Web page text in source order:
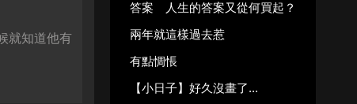
就知道他有
答案 人生的答案又從何買起？
兩年就這樣過去惹
有點惆悵
【小日子】好久沒畫了...